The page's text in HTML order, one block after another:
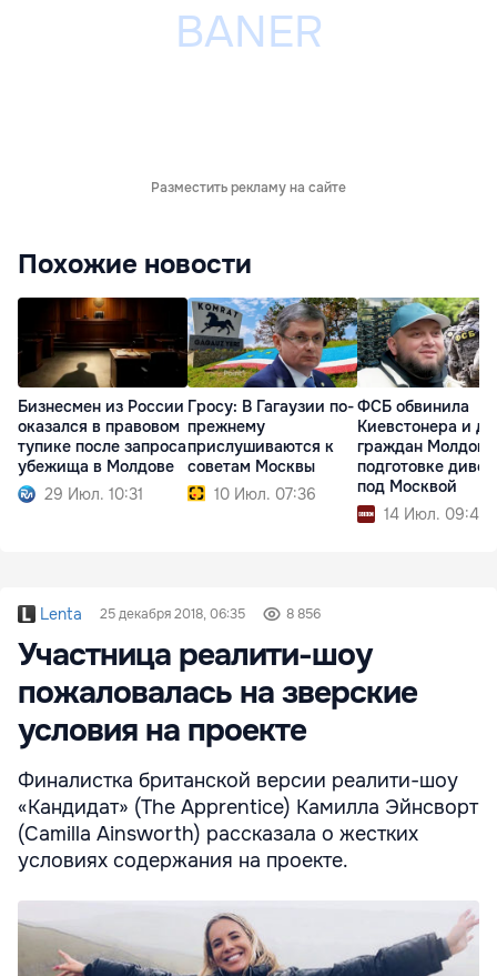
Разместить рекламу на сайте
Похожие новости
Бизнесмен из России
оказался в правовом
тупике после запроса
убежища в Молдове
29 Июл. 10:31
Гросу: В Гагаузии по-
прежнему
прислушиваются к
советам Москвы
10 Июл. 07:36
ФСБ обвинила
Киевстонера и
граждан
подготовке
под Москвой
14 Июл. 09:46
Lenta 25 декабря 2018, 06:35 8 856
Участница реалити-шоу
пожаловалась на зверские
условия на проекте
Финалистка британской версии реалити-шоу
«Кандидат» (The Apprentice) Камилла Эйнсворт
(Camilla Ainsworth) рассказала о жестких
условиях содержания на проекте.